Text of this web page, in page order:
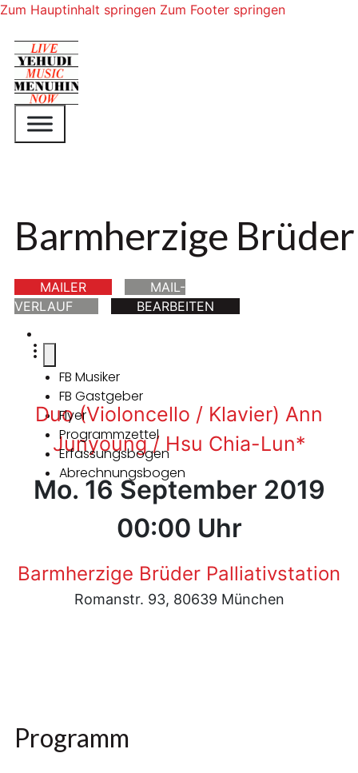
Zum Hauptinhalt springen Zum Footer springen
Barmherzige Brüder
MAILER
MAIL-
VERLAUF
BEARBEITEN
FB Musiker
FB Gastgeber
Flyer
Programmzettel
Erfassungsbogen
Abrechnungsbogen
Duo (Violoncello / Klavier) Ann
Junyoung / Hsu Chia-Lun*
Mo. 16 September 2019
00:00 Uhr
Barmherzige Brüder Palliativstation
Romanstr. 93, 80639 München
Programm